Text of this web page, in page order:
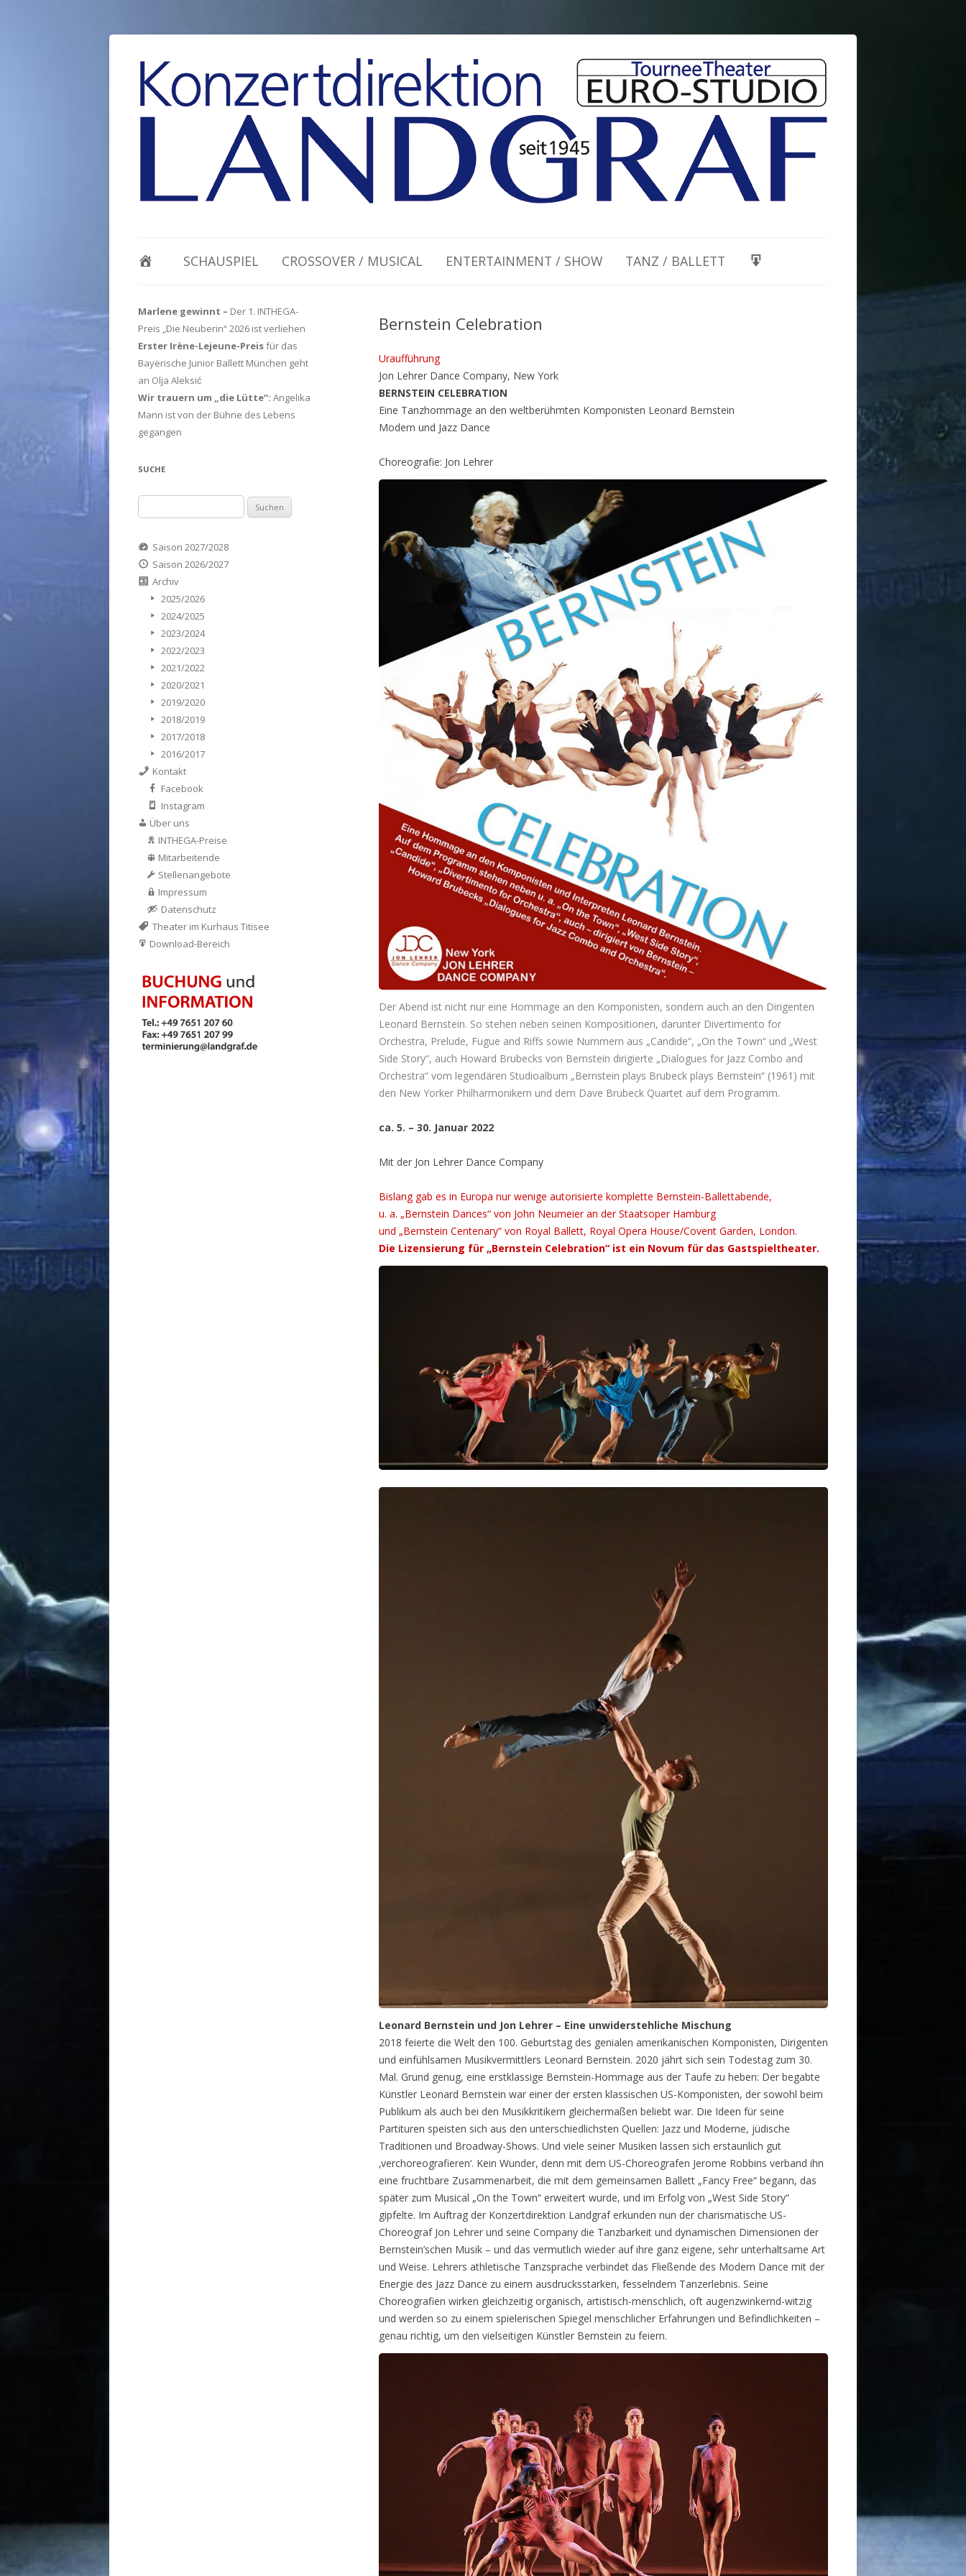
SCHAUSPIEL CROSSOVER / MUSICAL ENTERTAINMENT / SHOW TANZ / BALLETT
Bernstein Celebration
Uraufführung
Jon Lehrer Dance Company, New York
BERNSTEIN CELEBRATION
Eine Tanzhommage an den weltberühmten Komponisten Leonard Bernstein
Modern und Jazz Dance
Choreografie: Jon Lehrer
Der Abend ist nicht nur eine Hommage an den Komponisten, sondern auch an den Dirigenten
Leonard Bernstein. So stehen neben seinen Kompositionen, darunter Divertimento for
Orchestra, Prelude, Fugue and Riffs sowie Nummern aus „Candide“, „On the Town“ und „West
Side Story“, auch Howard Brubecks von Bernstein dirigierte „Dialogues for Jazz Combo and
Orchestra“ vom legendären Studioalbum „Bernstein plays Brubeck plays Bernstein“ (1961) mit
den New Yorker Philharmonikern und dem Dave Brubeck Quartet auf dem Programm.
ca. 5. – 30. Januar 2022
Mit der Jon Lehrer Dance Company
Bislang gab es in Europa nur wenige autorisierte komplette Bernstein-Ballettabende,
u. a. „Bernstein Dances“ von John Neumeier an der Staatsoper Hamburg
und „Bernstein Centenary“ von Royal Ballett, Royal Opera House/Covent Garden, London.
Die Lizensierung für „Bernstein Celebration“ ist ein Novum für das Gastspieltheater.
Leonard Bernstein und Jon Lehrer – Eine unwiderstehliche Mischung
2018 feierte die Welt den 100. Geburtstag des genialen amerikanischen Komponisten, Dirigenten
und einfühlsamen Musikvermittlers Leonard Bernstein. 2020 jährt sich sein Todestag zum 30.
Mal. Grund genug, eine erstklassige Bernstein-Hommage aus der Taufe zu heben: Der begabte
Künstler Leonard Bernstein war einer der ersten klassischen US-Komponisten, der sowohl beim
Publikum als auch bei den Musikkritikern gleichermaßen beliebt war. Die Ideen für seine
Partituren speisten sich aus den unterschiedlichsten Quellen: Jazz und Moderne, jüdische
Traditionen und Broadway-Shows. Und viele seiner Musiken lassen sich erstaunlich gut
‚verchoreografieren‘. Kein Wunder, denn mit dem US-Choreografen Jerome Robbins verband ihn
eine fruchtbare Zusammenarbeit, die mit dem gemeinsamen Ballett „Fancy Free“ begann, das
später zum Musical „On the Town“ erweitert wurde, und im Erfolg von „West Side Story“
gipfelte. Im Auftrag der Konzertdirektion Landgraf erkunden nun der charismatische US-
Choreograf Jon Lehrer und seine Company die Tanzbarkeit und dynamischen Dimensionen der
Bernstein’schen Musik – und das vermutlich wieder auf ihre ganz eigene, sehr unterhaltsame Art
und Weise. Lehrers athletische Tanzsprache verbindet das Fließende des Modern Dance mit der
Energie des Jazz Dance zu einem ausdrucksstarken, fesselndem Tanzerlebnis. Seine
Choreografien wirken gleichzeitig organisch, artistisch-menschlich, oft augenzwinkernd-witzig
und werden so zu einem spielerischen Spiegel menschlicher Erfahrungen und Befindlichkeiten –
genau richtig, um den vielseitigen Künstler Bernstein zu feiern.
Marlene gewinnt – Der 1. INTHEGA-
Preis „Die Neuberin“ 2026 ist verliehen
Erster Irène-Lejeune-Preisfür das
Bayerische Junior Ballett München geht
an Olja Aleksić
Wir trauern um „die Lütte“: Angelika
Mann ist von der Bühne des Lebens
gegangen
SUCHE
nach:
Saison 2027/2028
Saison 2026/2027
Archiv
2025/2026
2024/2025
2023/2024
2022/2023
2021/2022
2020/2021
2019/2020
2018/2019
2017/2018
2016/2017
Kontakt
Facebook
Instagram
Über uns
INTHEGA-Preise
Mitarbeitende
Stellenangebote
Impressum
Datenschutz
Theater im Kurhaus Titisee
Download-Bereich